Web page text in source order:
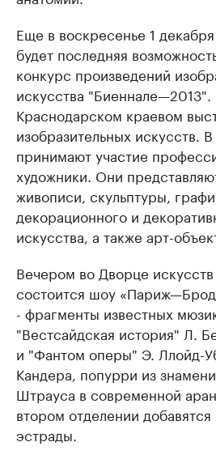
Еще в воскресенье 1
будет последняя
конкурс произведений
искусства
Краснодарском краевом
изобразительных искусств.
принимают участие
художники. Они
живописи, скульптуры,
декорационного и
искусства, а также арт-
Вечером во Дворце
состоится шоу
- фрагменты известных
"Вестсайдская история" Л.
и "Фантом оперы" Э. Ллойд-
Кандера, попурри из
Штрауса в современной
втором отделении
эстрады.